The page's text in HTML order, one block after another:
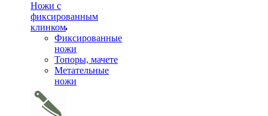
Ножи с
фиксированным
клинком
Фиксированные
ножи
Топоры, мачете
Метательные
ножи